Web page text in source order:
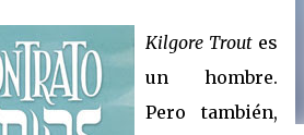
Kilgore Trout es
un hombre.
Pero también,